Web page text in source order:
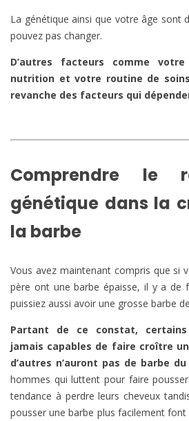
La génétique ainsi que votre âge sont
pouvez pas changer.
D’autres facteurs comme
nutrition et votre routine de
revanche des facteurs qui
Comprendre
génétique dans la
la barbe
Vous avez maintenant compris que si
père ont une barbe épaisse, il y a de
puissiez aussi avoir une grosse barbe
Partant de ce constat,
jamais capables de faire croître
d’autres n’auront pas de barbe
hommes qui luttent pour faire
tendance à perdre leurs cheveux
pousser une barbe plus facilement font